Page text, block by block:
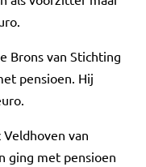
Brons van Stichting
pensioen. Hij
Veldhoven van
ging met pensioen